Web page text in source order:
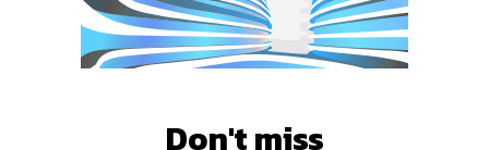
Don't miss